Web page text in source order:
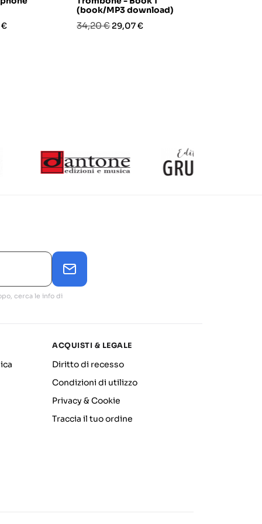
€
(book/MP3 download)
Prezzo
34,20 €Prezzo
29,07 €
cerca le info di
ACQUISTI & LEGALE
Diritto di recesso
Condizioni di utilizzo
Privacy & Cookie
Traccia il tuo ordine